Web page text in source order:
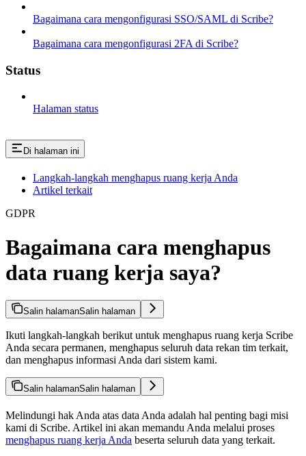
Bagaimana cara mengonfigurasi SSO/SAML di Scribe?
Bagaimana cara mengonfigurasi 2FA di Scribe?
Status
Halaman status
Di halaman ini
Langkah-langkah menghapus ruang kerja Anda
Artikel terkait
GDPR
Bagaimana cara menghapus
data ruang kerja saya?
Salin halamanSalin halaman
Ikuti langkah-langkah berikut untuk menghapus ruang kerja Scribe
Anda secara permanen, menghapus seluruh data rekan tim terkait,
dan menghapus informasi Anda dari sistem kami.
Salin halamanSalin halaman
Melindungi hak Anda atas data Anda adalah hal penting bagi misi
kami di Scribe. Artikel ini akan memandu Anda melalui proses
menghapus ruang kerja Anda beserta seluruh data yang terkait.